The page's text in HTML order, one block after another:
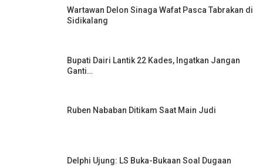
Wartawan Delon Sinaga Wafat Pasca Tabrakan di
Sidikalang
Bupati Dairi Lantik 22 Kades, Ingatkan Jangan
Ganti…
Ruben Nababan Ditikam Saat Main Judi
Delphi Ujung: LS Buka-Bukaan Soal Dugaan